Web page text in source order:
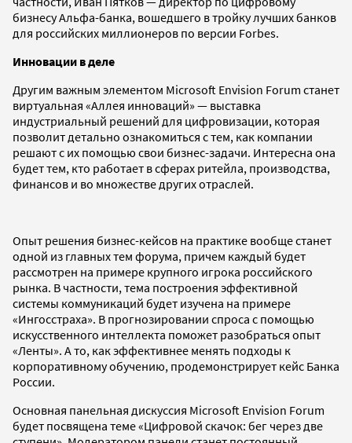
бизнесу Альфа-банка, вошедшего в тройку лучших банков
для российских миллионеров по версии Forbes.
Инновации в деле
Другим важным элементом Microsoft Envision Forum станет
виртуальная «Аллея инноваций» — выставка
индустриальный решений для цифровизации, которая
позволит детально ознакомиться с тем, как компании
решают с их помощью свои бизнес-задачи. Интересна она
будет тем, кто работает в сферах ритейла, производства,
финансов и во множестве других отраслей.
Опыт решения бизнес-кейсов на практике вообще станет
одной из главных тем форума, причем каждый будет
рассмотрен на примере крупного игрока российского
рынка. В частности, тема построения эффективной
системы коммуникаций будет изучена на примере
«Ингосстраха». В прогнозировании спроса с помощью
искусственного интеллекта поможет разобраться опыт
«Ленты». А то, как эффективнее менять подходы к
корпоративному обучению, продемонстрирует кейс Банка
России.
Основная панельная дискуссия Microsoft Envision Forum
будет посвящена теме «Цифровой скачок: бег через две